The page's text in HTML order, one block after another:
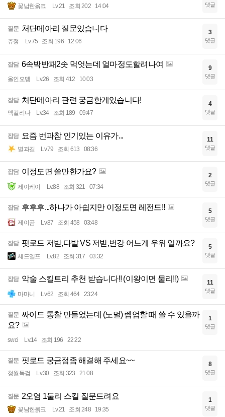
꽃남한옭크 Lv.21 조회 202 14:04 댓글
질문 처단메아리 질문있습니다
츄정 Lv.75 조회 196 12:06
3
댓글
잡담 6속박반패2솟 먹엇는데 얼마정도할려나여
올인오뎅 Lv.26 조회 412 10:03
9
댓글
잡담 처단메아리 관련 궁금한게있습니다!
맥걸리나 Lv.34 조회 189 09:47
4
댓글
잡담 요즘 번파참 인기있는 이유가...
별과길 Lv.79 조회 613 08:36
11
댓글
잡담 이정도면 쓸만한가요?
제이케이 Lv.88 조회 321 07:34
2
댓글
잡담 후후후...하나가 아쉽지만 이정도면 레전드!!
제이곰 Lv.87 조회 458 03:48
5
댓글
잡담 핏로드 저받,다발 VS 저받,번강 어느게 우위 일까요?
세드엘프 Lv.82 조회 317 03:32
5
댓글
잡담 악술 스킬트리 추천 받습니다!! (이왕이면 물리!!)
마마니 Lv.62 조회 464 23:24
11
댓글
질문 싸이드 통찰 만들었는데 (노멀) 렙업할 때 쓸 수 있을까
요?
swci Lv.14 조회 196 22:22
1
댓글
질문 핏로드 궁금점좀 해결해 주세요~~
청월독검 Lv.30 조회 323 21:08
8
댓글
질문 2오염 1둘리 스킬 질문드려요
꽃남한옭크 Lv.21 조회 248 19:35
1
댓글